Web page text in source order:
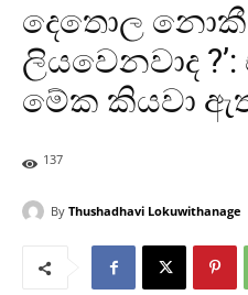
දෙතොල නොකී
ලියවෙනවාද
මේක කියවා
137
By Thushadhavi Lokuwithanage